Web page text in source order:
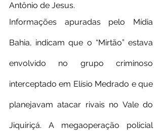
Antônio de Jesus.
Informações apuradas pelo Mídia
Bahia, indicam que o “Mirtão” estava
envolvido no grupo criminoso
interceptado em Elísio Medrado e que
planejavam atacar rivais no Vale do
Jiquiriçá. A megaoperação policial